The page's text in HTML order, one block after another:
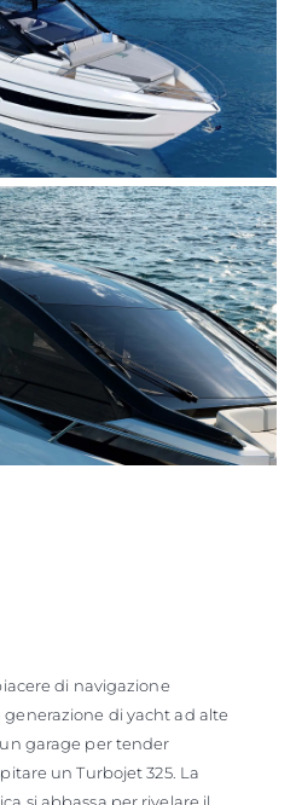
di navigazione
di yacht ad alte
garage per tender
un Turbojet 325. La